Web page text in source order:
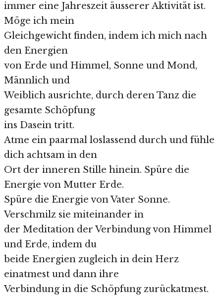
immer eine Jahreszeit äusserer Aktivität ist.
Möge ich mein
Gleichgewicht finden, indem ich mich nach
den Energien
von Erde und Himmel, Sonne und Mond,
Männlich und
Weiblich ausrichte, durch deren Tanz die
gesamte Schöpfung
ins Dasein tritt.
Atme ein paarmal loslassend durch und fühle
dich achtsam in den
Ort der inneren Stille hinein. Spüre die
Energie von Mutter Erde.
Spüre die Energie von Vater Sonne.
Verschmilz sie miteinander in
der Meditation der Verbindung von Himmel
und Erde, indem du
beide Energien zugleich in dein Herz
einatmest und dann ihre
Verbindung in die Schöpfung zurückatmest.